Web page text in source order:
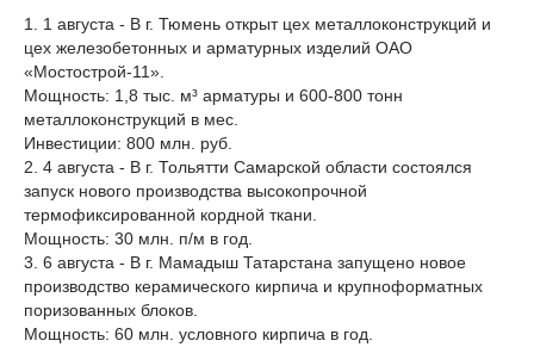
1. 1 августа - В г. Тюмень открыт цех металлоконструкций и
цех железобетонных и арматурных изделий ОАО
«Мостострой-11».
Мощность: 1,8 тыс. м³ арматуры и 600-800 тонн
металлоконструкций в мес.
Инвестиции: 800 млн. руб.
2. 4 августа - В г. Тольятти Самарской области состоялся
запуск нового производства высокопрочной
термофиксированной кордной ткани.
Мощность: 30 млн. п/м в год.
3. 6 августа - В г. Мамадыш Татарстана запущено новое
производство керамического кирпича и крупноформатных
поризованных блоков.
Мощность: 60 млн. условного кирпича в год.